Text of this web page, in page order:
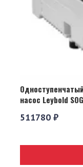
насос Leybold
511780 ₽